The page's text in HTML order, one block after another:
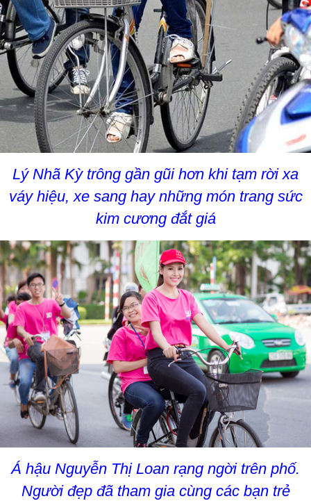
Lý Nhã Kỳ trông gần gũi hơn khi tạm rời xa
váy hiệu, xe sang hay những món trang sức
kim cương đắt giá
Á hậu Nguyễn Thị Loan rạng ngời trên phố.
Người đẹp đã tham gia cùng các bạn trẻ